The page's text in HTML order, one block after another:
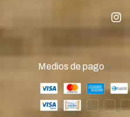
Medios de pago